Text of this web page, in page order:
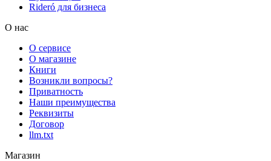
Rideró для бизнеса
О нас
О сервисе
О магазине
Книги
Возникли вопросы?
Приватность
Наши преимущества
Реквизиты
Договор
llm.txt
Магазин